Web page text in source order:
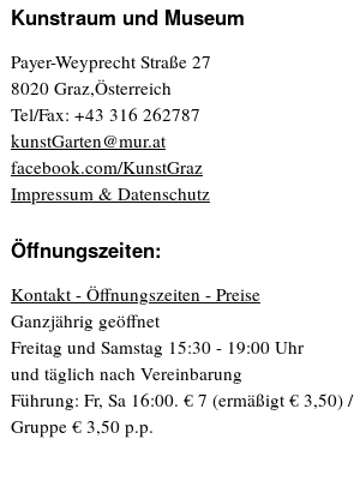
Kunstraum und Museum
Payer-Weyprecht Straße 27
8020 Graz,Österreich
Tel/Fax: +43 316 262787
kunstGarten@mur.at
facebook.com/KunstGraz
Impressum & Datenschutz
Öffnungszeiten:
Kontakt - Öffnungszeiten - Preise
Ganzjährig geöffnet
Freitag und Samstag 15:30 - 19:00 Uhr
und täglich nach Vereinbarung
Führung: Fr, Sa 16:00. € 7 (ermäßigt € 3,50) /
Gruppe € 3,50 p.p.